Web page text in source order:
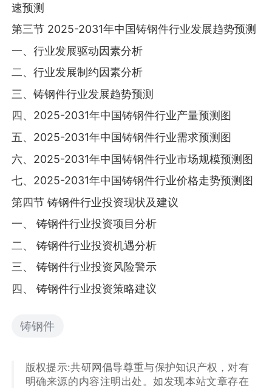
速预测
第三节 2025-2031年中国铸钢件行业发展趋势预测
一、行业发展驱动因素分析
二、行业发展制约因素分析
三、铸钢件行业发展趋势预测
四、2025-2031年中国铸钢件行业产量预测图
五、2025-2031年中国铸钢件行业需求预测图
六、2025-2031年中国铸钢件行业市场规模预测图
七、2025-2031年中国铸钢件行业价格走势预测图
第四节 铸钢件行业投资现状及建议
一、 铸钢件行业投资项目分析
二、 铸钢件行业投资机遇分析
三、 铸钢件行业投资风险警示
四、 铸钢件行业投资策略建议
铸钢件
版权提示:共研网倡导尊重与保护知识产权，对有
明确来源的内容注明出处。如发现本站文章存在